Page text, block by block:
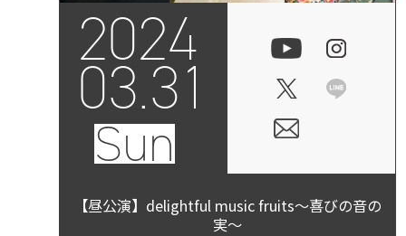
2024
03.31
Sun
【昼公演】delightful music fruits～喜びの音の
実～